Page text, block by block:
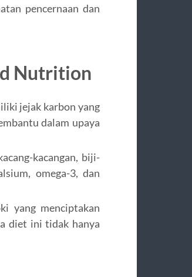
pencernaan dan
Nutrition
jejak karbon yang
dalam upaya
kacangan, biji-
omega-3, dan
yang menciptakan
diet ini tidak hanya